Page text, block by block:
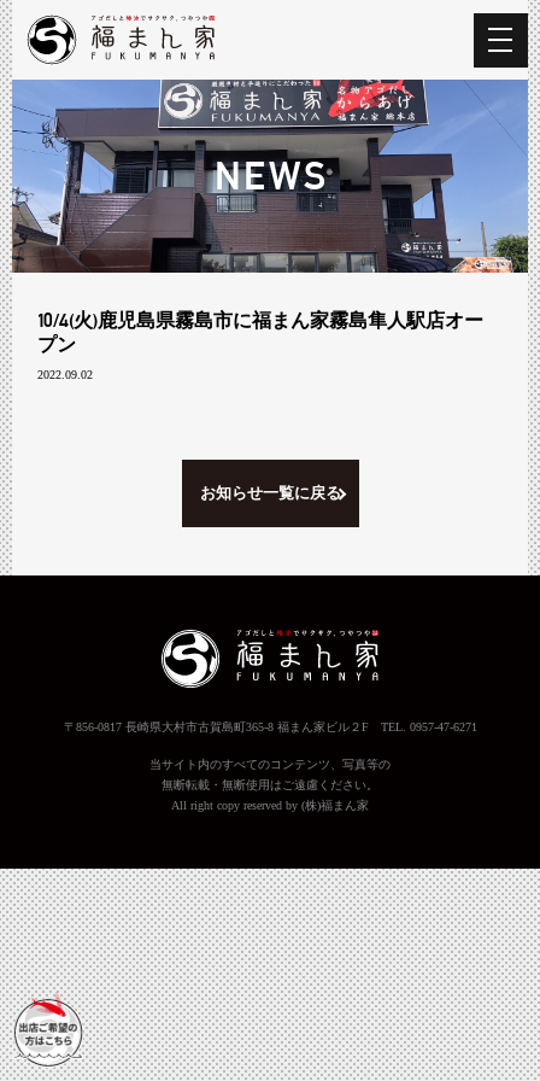
NEWS
10/4(火)鹿児島県霧島市に福まん家霧島隼人駅店オー
プン
2022.09.02
お知らせ一覧に戻る
〒856-0817 長崎県大村市古賀島町365-8 福まん家ビル２F TEL. 0957-47-6271
当サイト内のすべてのコンテンツ、写真等の
無断転載・無断使用はご遠慮ください。
All right copy reserved by (株)福まん家